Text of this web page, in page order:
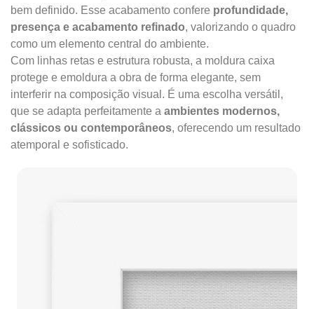
bem definido. Esse acabamento confere profundidade,
presença e acabamento refinado, valorizando o quadro
como um elemento central do ambiente.
Com linhas retas e estrutura robusta, a moldura caixa
protege e emoldura a obra de forma elegante, sem
interferir na composição visual. É uma escolha versátil,
que se adapta perfeitamente a ambientes modernos,
clássicos ou contemporâneos, oferecendo um resultado
atemporal e sofisticado.